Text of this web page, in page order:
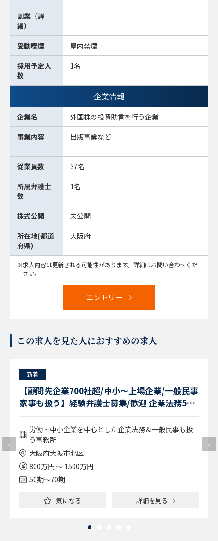
副業（詳
細）
受動喫煙 屋内禁煙
採用予定人
数
1名
企業情報
企業名 外国株の投資助言を行う企業
事業内容 出版事業など
従業員数 37名
所属弁護士
数
1名
株式公開 未公開
所在地(都道
府県)
大阪府
求人内容は更新される可能性があります。詳細はお問い合わせくだ
さい。
エントリー
この求人を見た人におすすめの求人
新着
【顧問先企業700社超/中小～上場企業/一般民事
家事も扱う】経験弁護士募集/歓迎 企業法務5年
労働・中小企業を中心とした企業法務＆一般民事も扱
う事務所
大阪府大阪市北区
800万円 ～ 1500万円
50期〜70期
気になる 詳細を見る